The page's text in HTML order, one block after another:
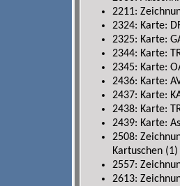
2211:
2324: Karte:
2325: Karte:
2344: Karte:
2345: Karte:
2436: Karte:
2437: Karte:
2438: Karte:
2439: Karte:
2508:
Kartuschen (1)
2557:
2613: